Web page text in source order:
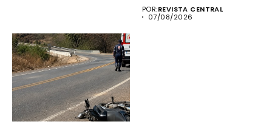
POR:REVISTA CENTRAL
07/08/2026